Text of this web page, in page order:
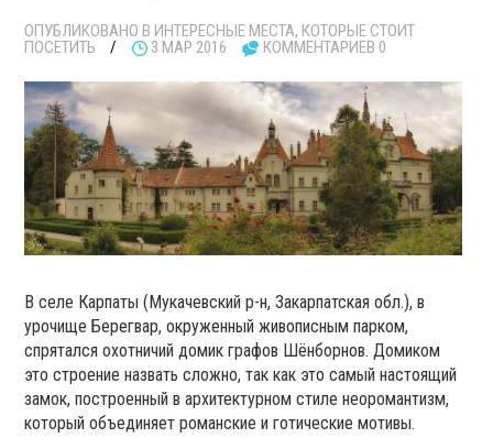
ОПУБЛИКОВАНО В ИНТЕРЕСНЫЕ МЕСТА, КОТОРЫЕ СТОИТ
ПОСЕТИТЬ
/ 3 МАР 2016 КОММЕНТАРИЕВ 0
В селе Карпаты (Мукачевский р-н, Закарпатская обл.), в
урочище Берегвар, окруженный живописным парком,
спрятался охотничий домик графов Шёнборнов. Домиком
это строение назвать сложно, так как это самый настоящий
замок, построенный в архитектурном стиле неоромантизм,
который объединяет романские и готические мотивы.